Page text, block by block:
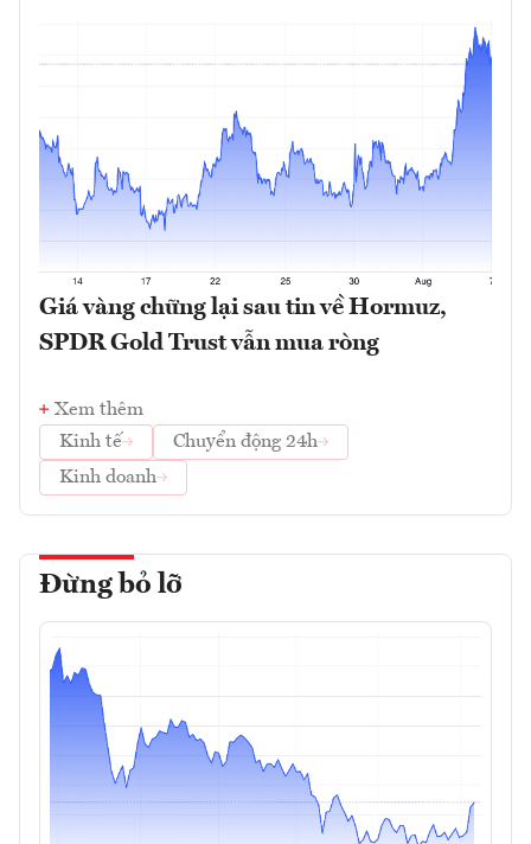
Giá vàng chững lại sau tin về Hormuz,
SPDR Gold Trust vẫn mua ròng
Xem thêm
Kinh tế
Chuyển động 24h
Kinh doanh
Đừng bỏ lỡ